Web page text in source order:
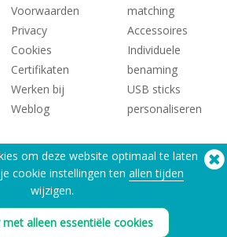
Voorwaarden
Privacy
Cookies
Certifikaten
Werken bij
Weblog
matching
Accessoires
Individuele
benaming
USB sticks
personaliseren
Telefoon:
(650) 938-3500 (US)
®
om deze website optimaal te laten
cookie instellingen ten allen tijden
wijzigen.
met alleen essentiële cookies